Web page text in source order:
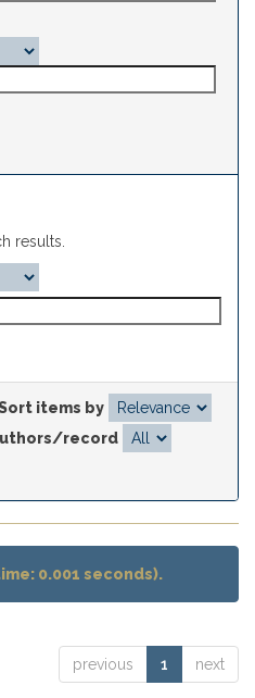
results.
items by
record
0.001 seconds).
previous 1 next